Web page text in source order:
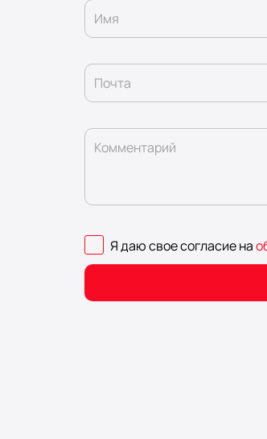
Имя
Почта
Комментарий
Я даю свое согласие на